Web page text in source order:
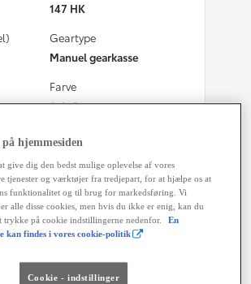
147 HK
Geartype
Manuel gearkasse
Farve
Ash Grey
Grøn ejerafgift (årligt)
hjemmesiden
give dig den bedst mulige oplevelse af vores
tjenester og værktøjer fra tredjepart, for at hjælpe os at
funktionalitet og til brug for markedsføring. Vi
alle disse cookies, men hvis du ikke er enig, kan du
trykke på cookie indstillingerne nedenfor.
En
kan findes i vores cookie-politik
Cookie - indstillinger